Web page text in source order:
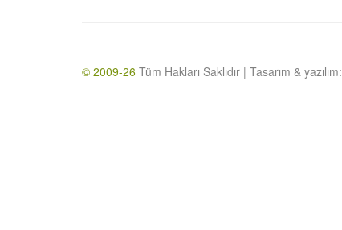
© 2009-26 Tüm Hakları Saklıdır | Tasarım & yazılım: